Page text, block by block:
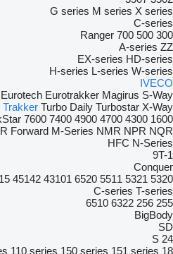
G series M series X series
C-series
300
500
700
Ranger
A-series ZZ
EX-series HD-series
H-series L-series W-series
IVECO
Eurotech Eurotrakker Magirus S-Way
Trakker Turbo Daily Turbostar X-Way
1600
4300
4700
4900
7400
7600
Forward M-Series NMR NPR NQR
HFC N-Series
9T-1
Conquer
5320
5321
5511
6520
43101
45142
C-series T-series
255
256
6322
6510
BigBody
SD
S 24
18 series
110 series 150 series 151 series